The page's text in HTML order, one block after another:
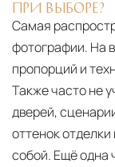
ПРИ ВЫБОРЕ?
Самая
фотографии. На
пропорций и
Также часто не
дверей,
оттенок
собой. Ещё одна